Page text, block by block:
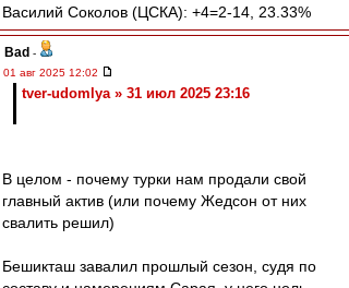
Василий Соколов (ЦСКА): +4=2-14, 23.33%
Bad -
01 авг 2025 12:02
tver-udomlya » 31 июл 2025 23:16
В целом - почему турки нам продали свой
главный актив (или почему Жедсон от них
свалить решил)
Бешикташ завалил прошлый сезон, судя по